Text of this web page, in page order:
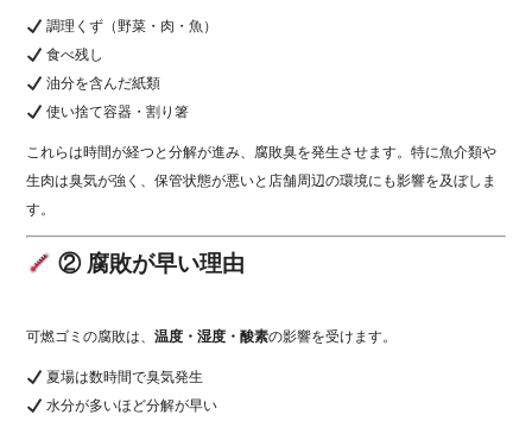
調理くず（野菜・肉・魚）
食べ残し
油分を含んだ紙類
使い捨て容器・割り箸
これらは時間が経つと分解が進み、腐敗臭を発生させます。特に魚介類や
生肉は臭気が強く、保管状態が悪いと店舗周辺の環境にも影響を及ぼしま
す。
② 腐敗が早い理由
可燃ゴミの腐敗は、温度・湿度・酸素の影響を受けます。
夏場は数時間で臭気発生
水分が多いほど分解が早い